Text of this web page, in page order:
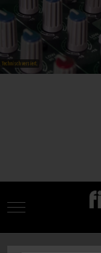
Mobile Menu Toggle